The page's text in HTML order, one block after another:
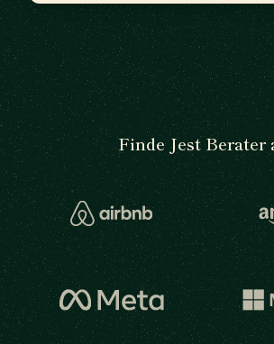
Finde Jest Berater